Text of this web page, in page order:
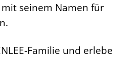
seinem Namen für
Familie und erlebe